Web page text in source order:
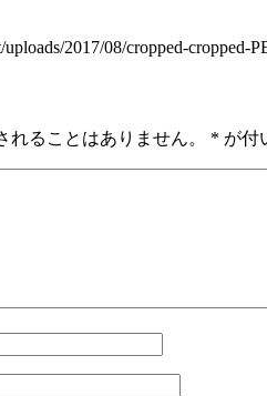
2017/08/cropped-cropped-
れることはありません。 * が付